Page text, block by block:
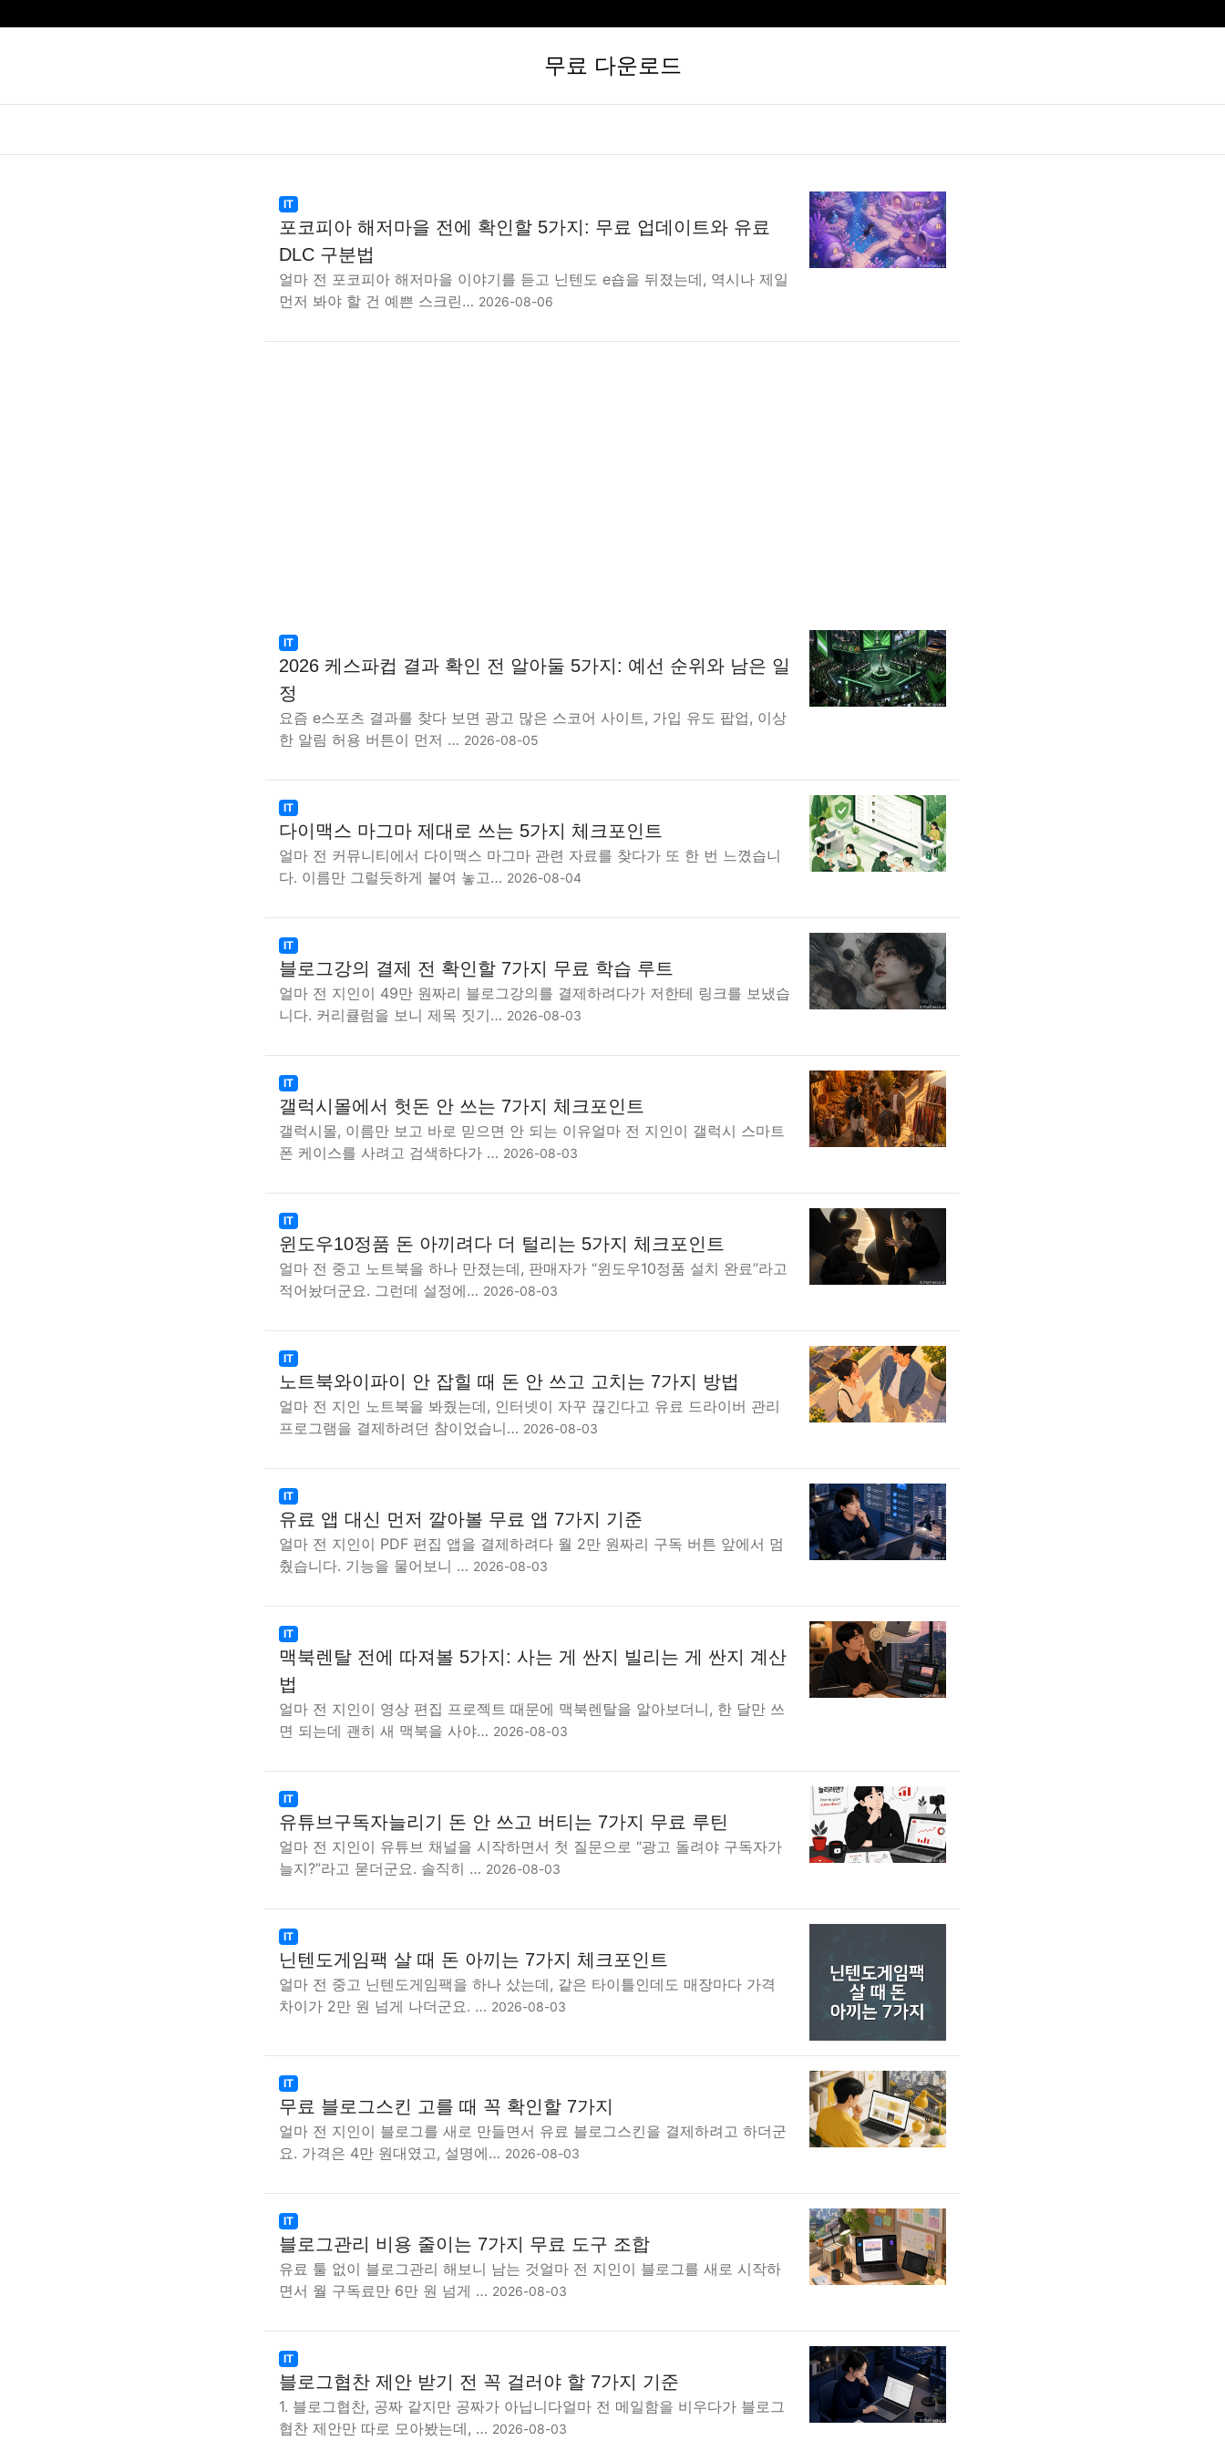
무료 다운로드
IT
포코피아 해저마을 전에 확인할 5가지: 무료 업데이트와 유료
DLC 구분법
얼마 전 포코피아 해저마을 이야기를 듣고 닌텐도 e숍을 뒤졌는데, 역시나 제일
먼저 봐야 할 건 예쁜 스크린… 2026-08-06
IT
2026 케스파컵 결과 확인 전 알아둘 5가지: 예선 순위와 남은 일
정
요즘 e스포츠 결과를 찾다 보면 광고 많은 스코어 사이트, 가입 유도 팝업, 이상
한 알림 허용 버튼이 먼저 … 2026-08-05
IT
다이맥스 마그마 제대로 쓰는 5가지 체크포인트
얼마 전 커뮤니티에서 다이맥스 마그마 관련 자료를 찾다가 또 한 번 느꼈습니
다. 이름만 그럴듯하게 붙여 놓고… 2026-08-04
IT
블로그강의 결제 전 확인할 7가지 무료 학습 루트
얼마 전 지인이 49만 원짜리 블로그강의를 결제하려다가 저한테 링크를 보냈습
니다. 커리큘럼을 보니 제목 짓기… 2026-08-03
IT
갤럭시몰에서 헛돈 안 쓰는 7가지 체크포인트
갤럭시몰, 이름만 보고 바로 믿으면 안 되는 이유얼마 전 지인이 갤럭시 스마트
폰 케이스를 사려고 검색하다가 … 2026-08-03
IT
윈도우10정품 돈 아끼려다 더 털리는 5가지 체크포인트
얼마 전 중고 노트북을 하나 만졌는데, 판매자가 “윈도우10정품 설치 완료”라고
적어놨더군요. 그런데 설정에… 2026-08-03
IT
노트북와이파이 안 잡힐 때 돈 안 쓰고 고치는 7가지 방법
얼마 전 지인 노트북을 봐줬는데, 인터넷이 자꾸 끊긴다고 유료 드라이버 관리
프로그램을 결제하려던 참이었습니… 2026-08-03
IT
유료 앱 대신 먼저 깔아볼 무료 앱 7가지 기준
얼마 전 지인이 PDF 편집 앱을 결제하려다 월 2만 원짜리 구독 버튼 앞에서 멈
췄습니다. 기능을 물어보니 … 2026-08-03
IT
맥북렌탈 전에 따져볼 5가지: 사는 게 싼지 빌리는 게 싼지 계산
법
얼마 전 지인이 영상 편집 프로젝트 때문에 맥북렌탈을 알아보더니, 한 달만 쓰
면 되는데 괜히 새 맥북을 사야… 2026-08-03
IT
유튜브구독자늘리기 돈 안 쓰고 버티는 7가지 무료 루틴
얼마 전 지인이 유튜브 채널을 시작하면서 첫 질문으로 “광고 돌려야 구독자가
늘지?”라고 묻더군요. 솔직히 … 2026-08-03
IT
닌텐도게임팩 살 때 돈 아끼는 7가지 체크포인트
얼마 전 중고 닌텐도게임팩을 하나 샀는데, 같은 타이틀인데도 매장마다 가격
차이가 2만 원 넘게 나더군요. … 2026-08-03
IT
무료 블로그스킨 고를 때 꼭 확인할 7가지
얼마 전 지인이 블로그를 새로 만들면서 유료 블로그스킨을 결제하려고 하더군
요. 가격은 4만 원대였고, 설명에… 2026-08-03
IT
블로그관리 비용 줄이는 7가지 무료 도구 조합
유료 툴 없이 블로그관리 해보니 남는 것얼마 전 지인이 블로그를 새로 시작하
면서 월 구독료만 6만 원 넘게 … 2026-08-03
IT
블로그협찬 제안 받기 전 꼭 걸러야 할 7가지 기준
1. 블로그협찬, 공짜 같지만 공짜가 아닙니다얼마 전 메일함을 비우다가 블로그
협찬 제안만 따로 모아봤는데, … 2026-08-03